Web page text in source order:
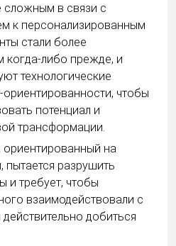
сложным в связи с
к персонализированным
стали более
когда-либо прежде, и
технологические
чтобы
потенциал и
трансформации.
на
пытается разрушить
и требует, чтобы
взаимодействовали с
добиться